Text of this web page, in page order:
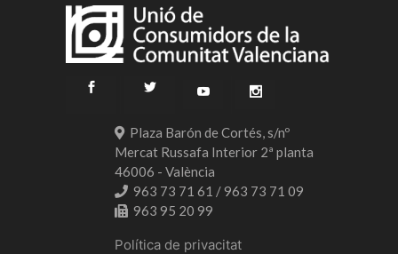
Plaza Barón de Cortés, s/nº
Mercat Russafa Interior 2ª planta
46006 - València
963 73 71 61 / 963 73 71 09
963 95 20 99
Política de privacitat